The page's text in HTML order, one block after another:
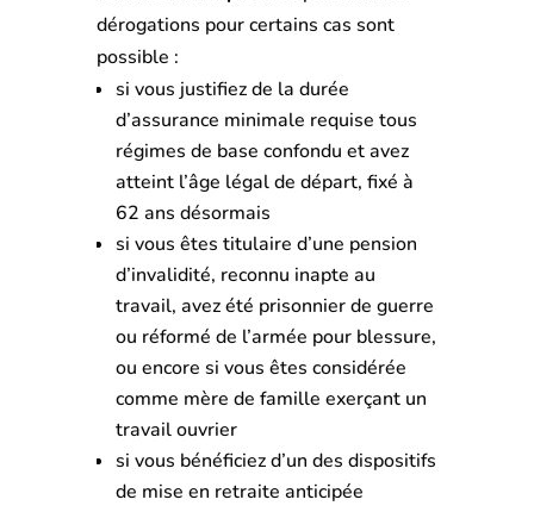
dérogations pour certains cas sont
possible :
si vous justifiez de la durée
d’assurance minimale requise tous
régimes de base confondu et avez
atteint l’âge légal de départ, fixé à
62 ans désormais
si vous êtes titulaire d’une pension
d’invalidité, reconnu inapte au
travail, avez été prisonnier de guerre
ou réformé de l’armée pour blessure,
ou encore si vous êtes considérée
comme mère de famille exerçant un
travail ouvrier
si vous bénéficiez d’un des dispositifs
de mise en retraite anticipée